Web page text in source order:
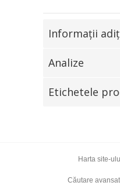
Informaţii
Analize
Etichetele
Harta site-
Căutare